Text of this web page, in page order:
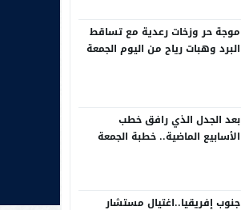
موجة حر وزخات رعدية مع تساقط
البرد وهبات رياح من اليوم الجمعة
بعد الجدل الذي رافق خطب
الأسابيع الماضية.. خطبة الجمعة
جنوب إفريقيا..اغتيال مستشار